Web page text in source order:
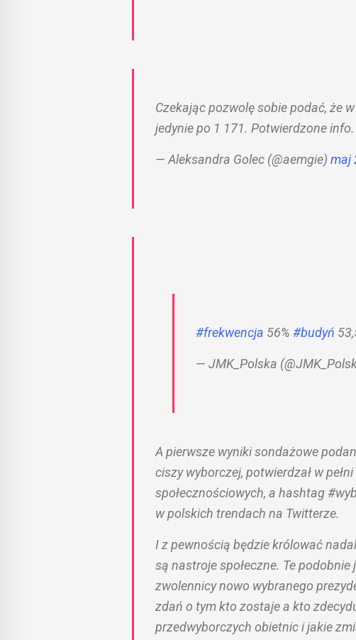
Czekając pozwolę sobie podać, że w
jedynie po 1 171. Potwierdzone info.
— Aleksandra Golec (@aemgie) maj
#frekwencja 56% #budyń
— JMK_Polska
A pierwsze wyniki sondażowe
ciszy wyborczej, potwierdzał w
społecznościowych, a hashtag
w polskich trendach na Twitterze.
I z pewnością będzie królować
są nastroje społeczne. Te
zwolennicy nowo wybranego
zdań o tym kto zostaje a kto
przedwyborczych obietnic i jakie